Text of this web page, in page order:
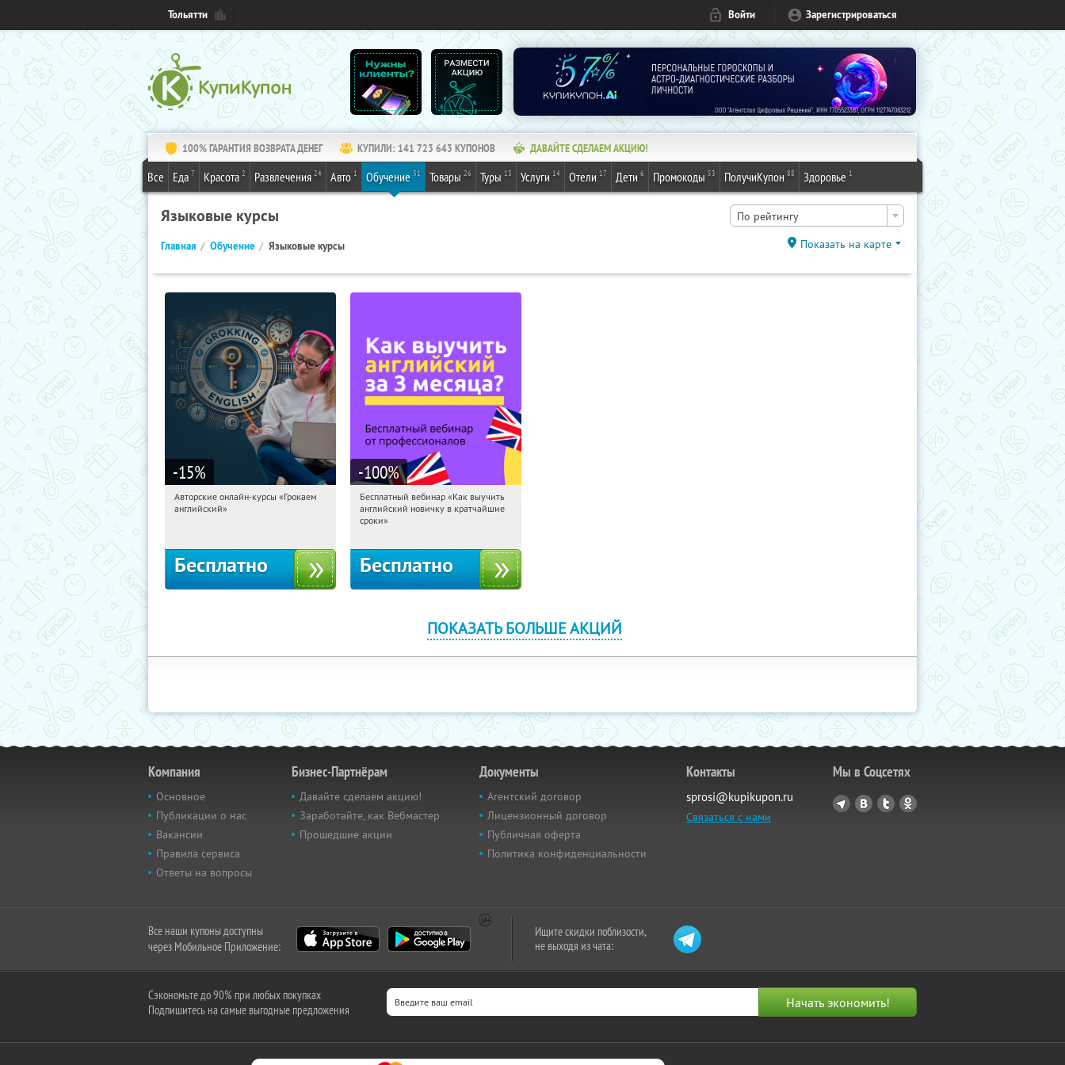
Тольятти Войти Зарегистрироваться
100% ГАРАНТИЯ ВОЗВРАТА ДЕНЕГ КУПИЛИ: 141 723 645 КУПОНОВ ДАВАЙТЕ СДЕЛАЕМ АКЦИЮ!
Все Еда 7 Красота 2 Развлечения 24 Авто 1 Обучение 31 Товары 26 Туры 13 Услуги 14 Отели 17 Дети 6 Промокоды 53 ПолучиКупон 88 Здоровье 1
Языковые курсы По рейтингу
Главная Обучение Языковые курсы Показать на карте
-15%
13:56:46 Получили:
Авторские онлайн-курсы «Грокаем
английский»
Бесплатно
-100%
13:56:46 Получили:16
Россия
Бесплатный вебинар «Как выучить
английский новичку в кратчайшие
сроки»
Бесплатно
ПОКАЗАТЬ БОЛЬШЕ АКЦИЙ
Компания
Основное
Публикации о нас
Вакансии
Правила сервиса
Ответы на вопросы
Бизнес-Партнёрам
Давайте сделаем акцию!
Заработайте, как Вебмастер
Прошедшие акции
Документы
Агентский договор
Лицензионный договор
Публичная оферта
Политика конфиденциальности
Контакты
sprosi@kupikupon.ru
Связаться с нами
Мы в Соцсетях
Все наши купоны доступны
через Мобильное Приложение:
Ищите скидки поблизости,
не выходя из чата:
Сэкономьте до 90% при любых покупках
Подпишитесь на самые выгодные предложения